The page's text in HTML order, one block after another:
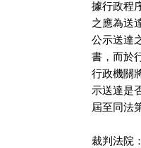
據行政程
之應為送
公示送達
書，而於
行政機關
示送達是
屆至同法
裁判法院